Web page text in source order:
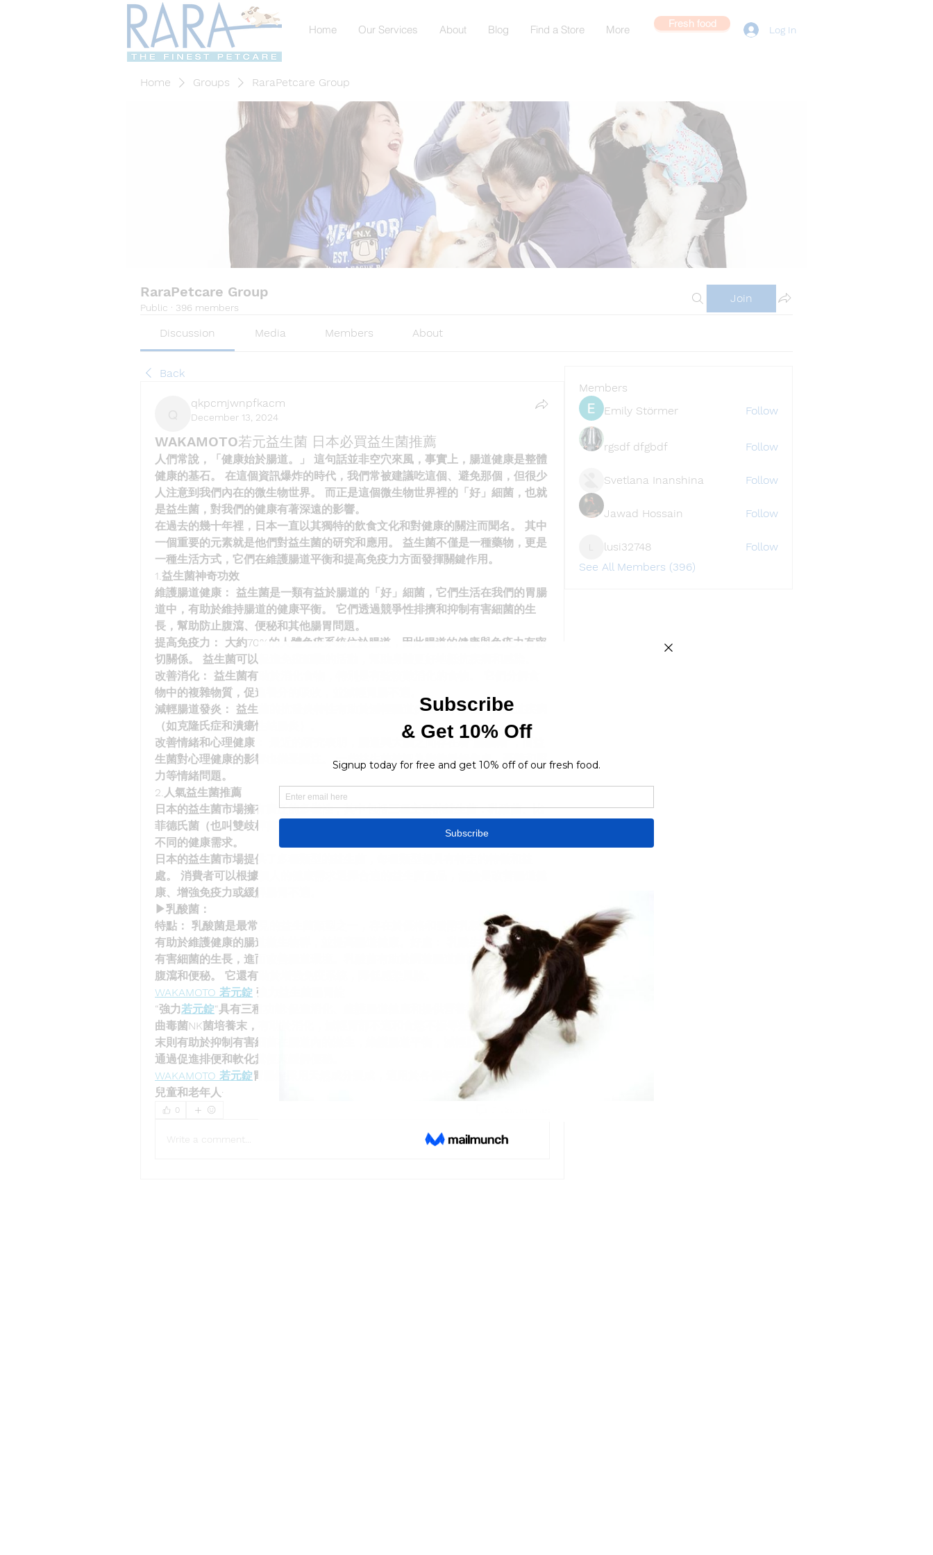
Home Our Services About Blog Find a Store More Log In
Fresh food
Home Groups RaraPetcare Group
RaraPetcare Group
Public · 396 members
Join
Discussion Media Members About
Back
qkpcmjwnpfkacm
qkpcmjwnpfkacm
December 13, 2024
WAKAMOTO若元益生菌 日本必買益生菌推薦
人們常說，「健康始於腸道。」 這句話並非空穴來風，事實上，腸道健康是整體
健康的基石。 在這個資訊爆炸的時代，我們常被建議吃這個、避免那個，但很少
人注意到我們內在的微生物世界。 而正是這個微生物世界裡的「好」細菌，也就
是益生菌，對我們的健康有著深遠的影響。
在過去的幾十年裡，日本一直以其獨特的飲食文化和對健康的關注而聞名。 其中
一個重要的元素就是他們對益生菌的研究和應用。 益生菌不僅是一種藥物，更是
一種生活方式，它們在維護腸道平衡和提高免疫力方面發揮關鍵作用。
1.益生菌神奇功效
維護腸道健康： 益生菌是一類有益於腸道的「好」細菌，它們生活在我們的胃腸
道中，有助於維持腸道的健康平衡。 它們透過競爭性排擠和抑制有害細菌的生
長，幫助防止腹瀉、便秘和其他腸胃問題。
提高免疫力： 大約70%的人體免疫系統位於腸道，因此腸道的健康與免疫力有密
切關係。 益生菌可以促進免疫細胞的活動，幫助身體更好地抵抗疾病和感染。
改善消化： 益生菌有助於消化食物，特別是有些較難消化的食物。 它們分解食
物中的複雜物質，促進養分的吸收，並減輕胃腸不適。
減輕腸道發炎： 益生菌的抗發炎特性有助於減輕腸道炎症狀，如發炎性腸道疾病
（如克隆氏症和潰瘍性結腸炎）。
改善情緒和心理健康： 最近的研究表明，腸道與大腦之間存在著“腸腦軸”，而益
生菌對心理健康的影響也備受關注。 一些益生菌被認為能夠緩解焦慮、憂鬱和壓
力等情緒問題。
2.人氣益生菌推薦
日本的益生菌市場擁有廣泛的多樣性，其中包括三種主要的益生菌：乳酸菌、比
菲德氏菌（也叫雙歧桿菌）和酪酸菌。 每種類型都有獨特的特性和益處，以滿足
不同的健康需求。
日本的益生菌市場提供了多種類型的益生菌，每種類型都具有特定的特徵和益
處。 消費者可以根據個人的健康需求選擇合適的益生菌產品，無論是改善腸道健
康、增強免疫力或緩解腸胃不適。
▶乳酸菌：
特點： 乳酸菌是最常見的益生菌類型之一，存在於優格和發酵乳製品中。 它們
有助於維護健康的腸道微生物群，並提高腸道健康。好處： 乳酸生成有助於抑制
有害細菌的生長，進而改善腸道環境。乳酸菌有助於調整腸道菌叢，減輕腹脹、
腹瀉和便秘。 它還有助於增強免疫系統，降低感染風險。
WAKAMOTO 若元錠 強力益生菌腸胃錠
“強力若元錠“具有三種功能:促進消化、維護腸道健康和提供營養補充。它包含了
曲毒菌NK菌培養末，有助於消化，減輕胃部不適和食慾不振等症狀。乳酸菌培養
末則有助於抑制有害細菌在腸道內的滋生，維護腸道平衡，減輕肚子脹滿感，並
通過促進排便和軟化糞便來緩解便秘。
WAKAMOTO 若元錠胃腸錠採用天然成分製成，適用於各個年齡段的人群，包括
兒童和老年人·
0
Write a comment...
Members
Emily Störmer
Follow
rgsdf dfgbdf Follow
Svetlana Inanshina Follow
Jawad Hossain Follow
lusi32748
Follow
See All Members (396)
Find a store